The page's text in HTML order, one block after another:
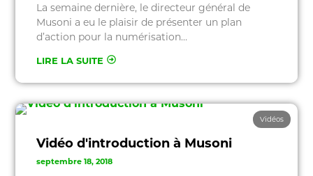
La semaine dernière, le directeur général de
Musoni a eu le plaisir de présenter un plan
d’action pour la numérisation…
LIRE LA SUITE
Vidéos
Vidéo d'introduction à Musoni
septembre 18, 2018